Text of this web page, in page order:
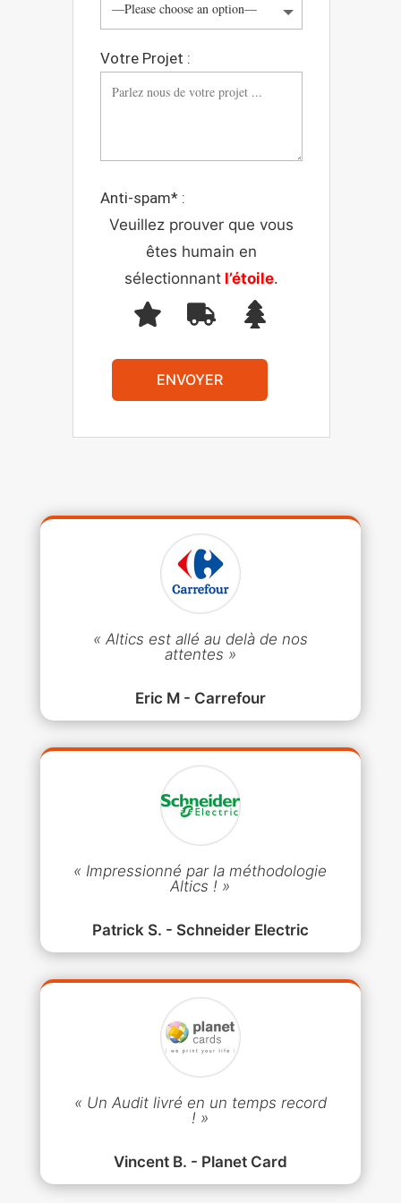
Votre Projet :
Anti-spam* :
Veuillez prouver que vous
êtes humain en
sélectionnantl’étoile.
ENVOYER
« Altics est allé au delà de nos
attentes »
Eric M - Carrefour
« Impressionné par la méthodologie
Altics ! »
Patrick S. - Schneider Electric
« Un Audit livré en un temps record
! »
Vincent B. - Planet Card